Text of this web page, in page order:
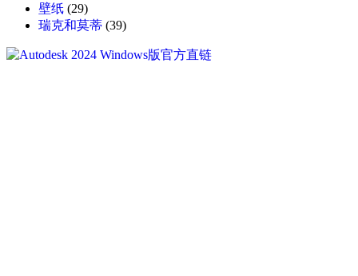
壁纸 (29)
瑞克和莫蒂 (39)